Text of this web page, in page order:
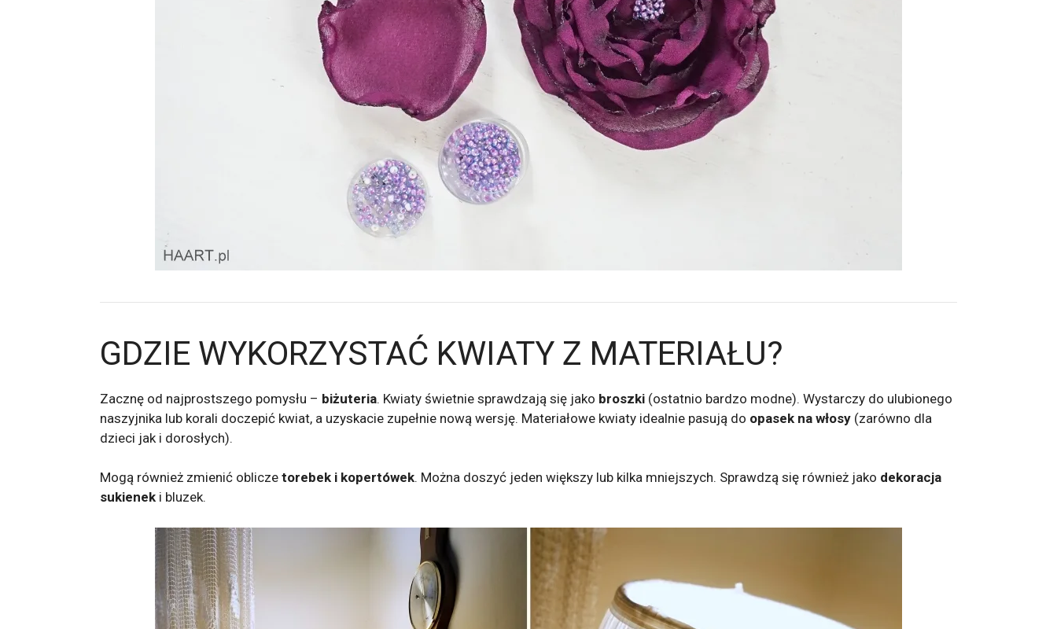
GDZIE WYKORZYSTAĆ KWIATY Z MATERIAŁU?
Zacznę od najprostszego pomysłu – biżuteria. Kwiaty świetnie sprawdzają się jako broszki (ostatnio bardzo modne). Wystarczy do ulubionego
naszyjnika lub korali doczepić kwiat, a uzyskacie zupełnie nową wersję. Materiałowe kwiaty idealnie pasują do opasek na włosy (zarówno dla
dzieci jak i dorosłych).
Mogą również zmienić oblicze torebek i kopertówek. Można doszyć jeden większy lub kilka mniejszych. Sprawdzą się również jako dekoracja
sukienek i bluzek.